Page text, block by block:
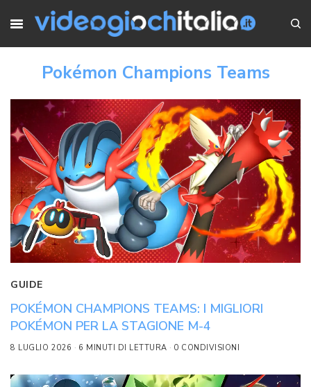
Pokémon Champions Teams
GUIDE
POKÉMON CHAMPIONS TEAMS: I MIGLIORI
POKÉMON PER LA STAGIONE M-4
8 LUGLIO 2026 6 MINUTI DI LETTURA 0 CONDIVISIONI